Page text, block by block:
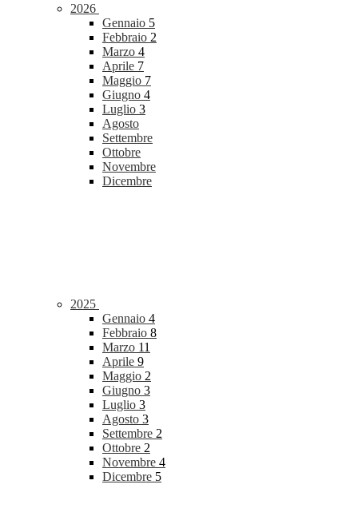
2026
Gennaio 5
Febbraio 2
Marzo 4
Aprile 7
Maggio 7
Giugno 4
Luglio 3
Agosto
Settembre
Ottobre
Novembre
Dicembre
2025
Gennaio 4
Febbraio 8
Marzo 11
Aprile 9
Maggio 2
Giugno 3
Luglio 3
Agosto 3
Settembre 2
Ottobre 2
Novembre 4
Dicembre 5